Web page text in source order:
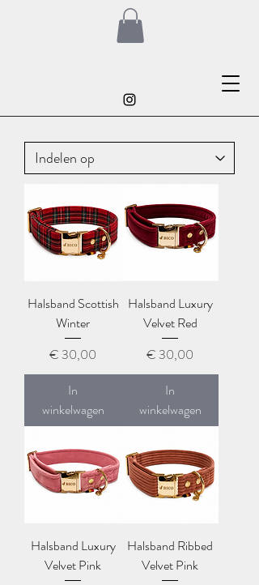
Halsband Scottish
Winter
Prijs
€ 30,00
In
winkelwagen
Halsband Luxury
Velvet Red
Prijs
€ 30,00
In
winkelwagen
Halsband Luxury
Velvet Pink
Halsband Ribbed
Velvet Pink